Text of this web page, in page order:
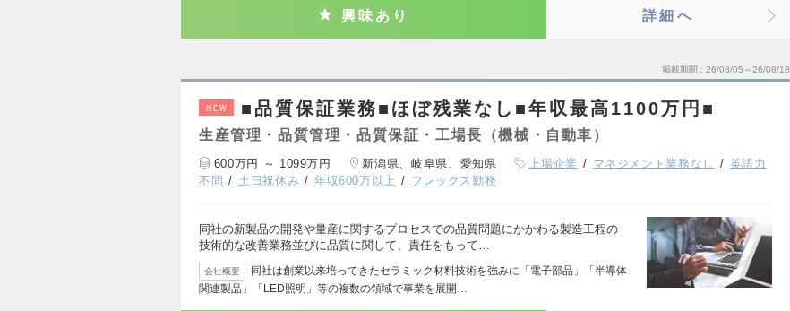
興味あり 詳細へ
掲載期間 26/08/05～26/08/18
NEW ■品質保証業務■ほぼ残業なし■年収最高1100万円■
生産管理・品質管理・品質保証・工場長（機械・自動車）
600万円 ～ 1099万円 新潟県、岐阜県、愛知県 上場企業 マネジメント業務なし
英語力
不問
土日祝休み 年収600万以上 フレックス勤務
同社の新製品の開発や量産に関するプロセスでの品質問題にかかわる製造工程の
技術的な改善業務並びに品質に関して、責任をもって…
会社概要
同社は創業以来培ってきたセラミック材料技術を強みに「電子部品」「半導体
関連製品」「LED照明」等の複数の領域で事業を展開…